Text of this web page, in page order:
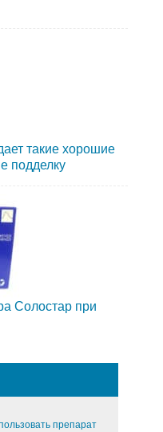
такие хорошие
подделку
Солостар при
препарат